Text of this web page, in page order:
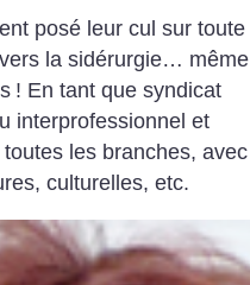
posé leur cul sur toute
la sidérurgie… même
! En tant que syndicat
interprofessionnel et
les branches, avec
culturelles, etc.